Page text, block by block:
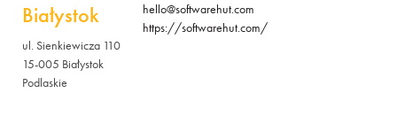
Białystok
ul. Sienkiewicza 110
15-005 Białystok
Podlaskie
hello@softwarehut.com
https://softwarehut.com/